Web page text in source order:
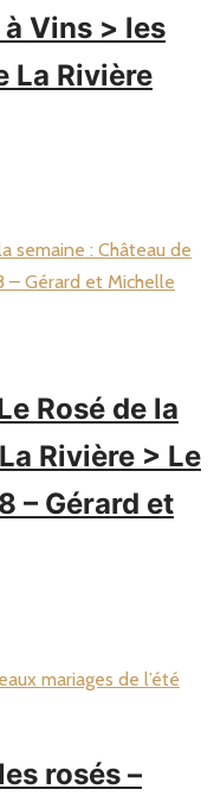
à Vins > les
La Rivière
Rosé de la
Rivière > Le
– Gérard et
rosés –